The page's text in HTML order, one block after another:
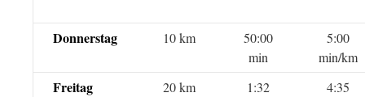
Donnerstag 10 km
50:00
min
5:00
min/km
Freitag 20 km
1:32
4:35